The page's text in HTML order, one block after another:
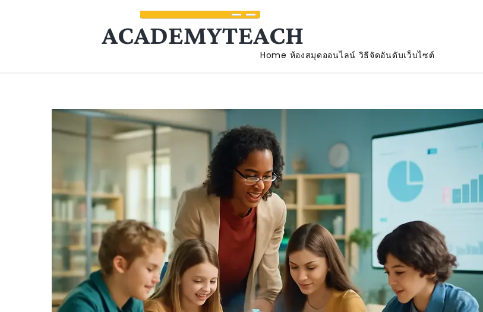
Academyteach แหล่งรวมความรู้ของทุกเพศ ทุก
www.academyteach.com คือเว็บข่าวสาร ที่จะมามอบสาระให้กับคุณ สอนวิธีการเดิมพันอย่างมืออาชีพ เรียน
Home ห้องสมุดออนไลน์ วิธีจัดอันดับเว็บไซต์